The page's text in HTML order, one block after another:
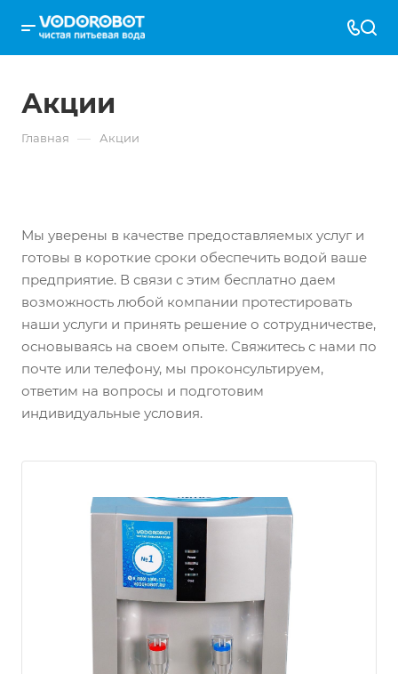
Акции
Главная — Акции
Мы уверены в качестве предоставляемых услуг и
готовы в короткие сроки обеспечить водой ваше
предприятие. В связи с этим бесплатно даем
возможность любой компании протестировать
наши услуги и принять решение о сотрудничестве,
основываясь на своем опыте. Свяжитесь с нами по
почте или телефону, мы проконсультируем,
ответим на вопросы и подготовим
индивидуальные условия.